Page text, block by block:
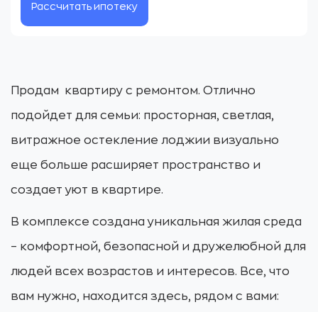
Рассчитать ипотеку
Продам квартиру с ремонтом. Отлично
подойдет для семьи: просторная, светлая,
витражное остекление лоджии визуально
еще больше расширяет пространство и
создает уют в квартире.
В комплексе создана уникальная жилая среда
– комфортной, безопасной и дружелюбной для
людей всех возрастов и интересов. Все, что
вам нужно, находится здесь, рядом с вами: